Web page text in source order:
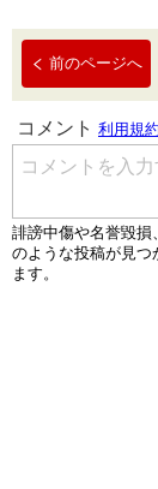
前のページへ